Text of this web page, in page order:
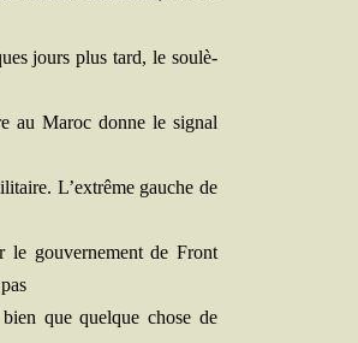
jours plus tard, le sou­lè­
au Maroc donne le signal
L’extrême gauche de
le gou­ver­ne­ment de Front
que quelque chose de